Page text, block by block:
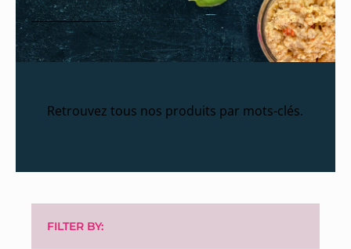
Retrouvez tous nos produits par mots-clés.
FILTER BY: